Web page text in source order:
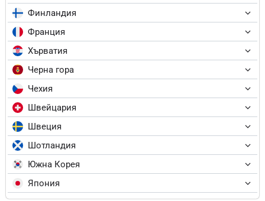
Финландия
Франция
Хърватия
Черна гора
Чехия
Швейцария
Швеция
Шотландия
Южна Корея
Япония